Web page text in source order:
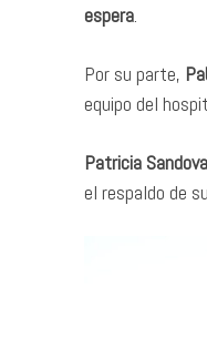
espera.
Por su parte,
equipo del
Patricia
el respaldo de